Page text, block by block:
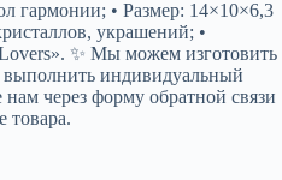
гармонии; • Размер: 14×10×6,3
украшений; •
✨ Мы можем изготовить
выполнить индивидуальный
через форму обратной связи
товара.